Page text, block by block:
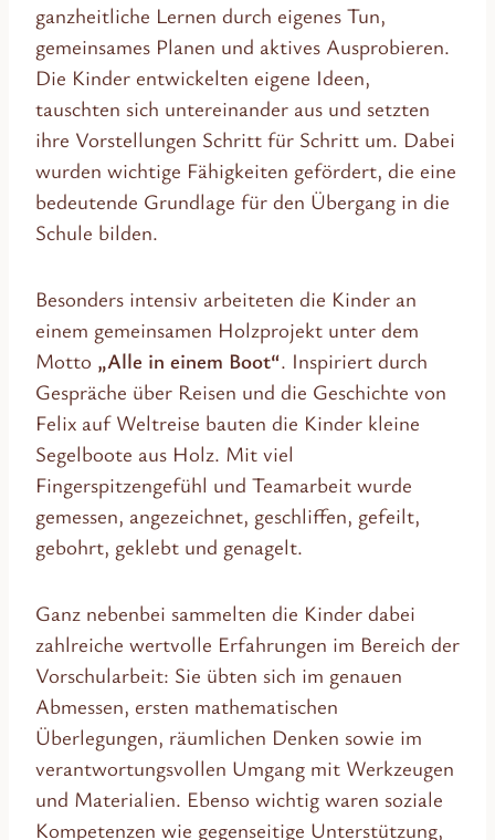
ganzheitliche Lernen durch eigenes Tun,
gemeinsames Planen und aktives Ausprobieren.
Die Kinder entwickelten eigene Ideen,
tauschten sich untereinander aus und setzten
ihre Vorstellungen Schritt für Schritt um. Dabei
wurden wichtige Fähigkeiten gefördert, die eine
bedeutende Grundlage für den Übergang in die
Schule bilden.
Besonders intensiv arbeiteten die Kinder an
einem gemeinsamen Holzprojekt unter dem
Motto „Alle in einem Boot“. Inspiriert durch
Gespräche über Reisen und die Geschichte von
Felix auf Weltreise bauten die Kinder kleine
Segelboote aus Holz. Mit viel
Fingerspitzengefühl und Teamarbeit wurde
gemessen, angezeichnet, geschliffen, gefeilt,
gebohrt, geklebt und genagelt.
Ganz nebenbei sammelten die Kinder dabei
zahlreiche wertvolle Erfahrungen im Bereich der
Vorschularbeit: Sie übten sich im genauen
Abmessen, ersten mathematischen
Überlegungen, räumlichen Denken sowie im
verantwortungsvollen Umgang mit Werkzeugen
und Materialien. Ebenso wichtig waren soziale
Kompetenzen wie gegenseitige Unterstützung,